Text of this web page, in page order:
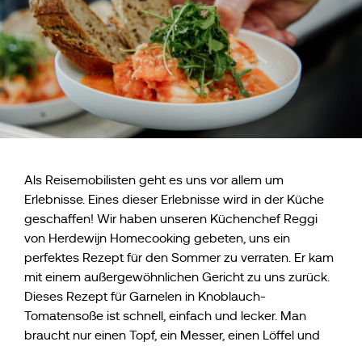
Als Reisemobilisten geht es uns vor allem um
Erlebnisse. Eines dieser Erlebnisse wird in der Küche
geschaffen! Wir haben unseren Küchenchef Reggi
von Herdewijn Homecooking gebeten, uns ein
perfektes Rezept für den Sommer zu verraten. Er kam
mit einem außergewöhnlichen Gericht zu uns zurück.
Dieses Rezept für Garnelen in Knoblauch-
Tomatensoße ist schnell, einfach und lecker. Man
braucht nur einen Topf, ein Messer, einen Löffel und